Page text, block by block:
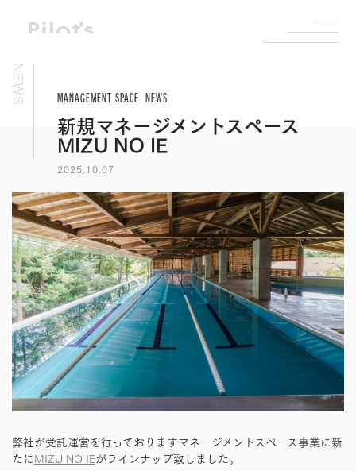
NEWS MANAGEMENT SPACE NEWS
新規マネージメントスペース
MIZU NO IE
2025.10.07
弊社が受託運営を行っておりますマネージメントスペース事業に新
たにMIZU NO IEがラインナップ致しました。